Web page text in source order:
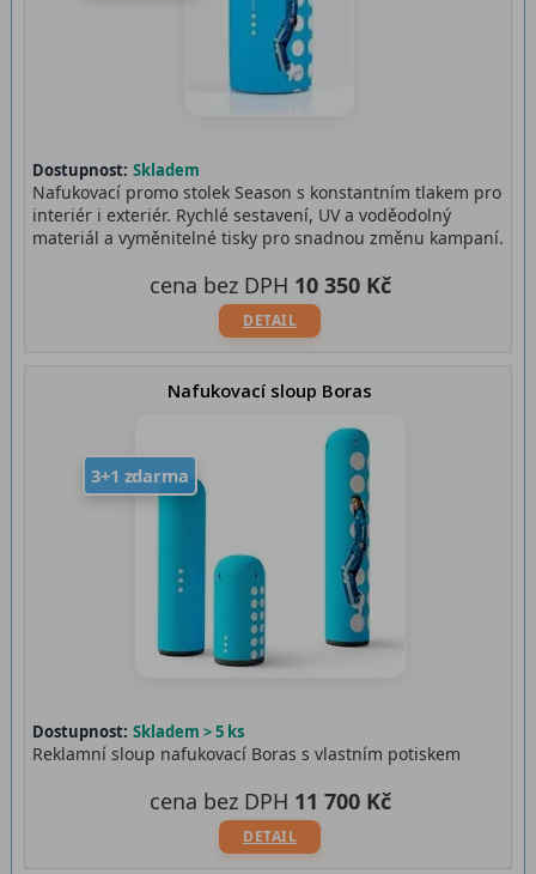
Dostupnost: Skladem
Nafukovací promo stolek Season s konstantním tlakem pro
interiér i exteriér. Rychlé sestavení, UV a voděodolný
materiál a vyměnitelné tisky pro snadnou změnu kampaní.
DETAIL
cena bez DPH 10 350 Kč
Nafukovací sloup Boras
3+1 zdarma
Dostupnost: Skladem > 5 ks
Reklamní sloup nafukovací Boras s vlastním potiskem
DETAIL
cena bez DPH 11 700 Kč